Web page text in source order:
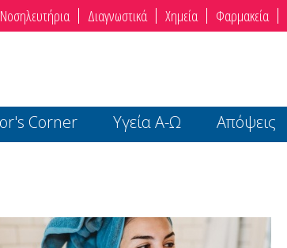
Νοσηλευτήρια Διαγνωστικά Χημεία Φαρμακεία
Corner Υγεία Α-Ω Απόψεις